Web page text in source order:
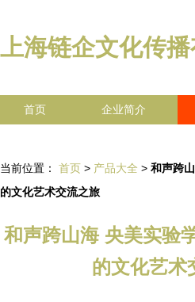
上海链企文化传播
首页 企业简介
当前位置： 首页 > 产品大全 > 和声跨
的文化艺术交流之旅
和声跨山海 央美实验
的文化艺术